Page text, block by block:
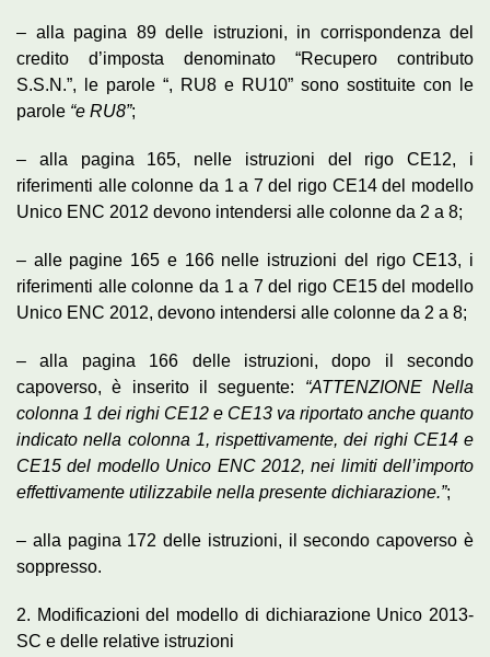
– alla pagina 89 delle istruzioni, in corrispondenza del
credito d’imposta denominato “Recupero contributo
S.S.N.”, le parole “, RU8 e RU10” sono sostituite con le
parole “e RU8”;
– alla pagina 165, nelle istruzioni del rigo CE12, i
riferimenti alle colonne da 1 a 7 del rigo CE14 del modello
Unico ENC 2012 devono intendersi alle colonne da 2 a 8;
– alle pagine 165 e 166 nelle istruzioni del rigo CE13, i
riferimenti alle colonne da 1 a 7 del rigo CE15 del modello
Unico ENC 2012, devono intendersi alle colonne da 2 a 8;
– alla pagina 166 delle istruzioni, dopo il secondo
capoverso, è inserito il seguente: “ATTENZIONE Nella
colonna 1 dei righi CE12 e CE13 va riportato anche quanto
indicato nella colonna 1, rispettivamente, dei righi CE14 e
CE15 del modello Unico ENC 2012, nei limiti dell’importo
effettivamente utilizzabile nella presente dichiarazione.”;
– alla pagina 172 delle istruzioni, il secondo capoverso è
soppresso.
2. Modificazioni del modello di dichiarazione Unico 2013-
SC e delle relative istruzioni